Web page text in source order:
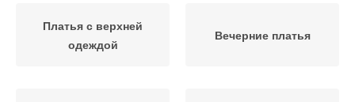
Платья с верхней
одеждой
Вечерние платья